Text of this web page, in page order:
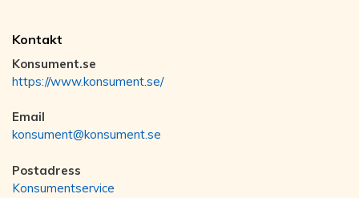
Kontakt
Konsument.se
https://www.konsument.se/
Email
konsument@konsument.se
Postadress
Konsumentservice